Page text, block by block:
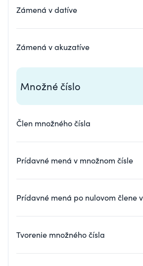
Zámená v datíve
Zámená v akuzatíve
Množné číslo
Člen množného čísla
Prídavné mená v množnom čísle
Prídavné mená po nulovom člene
Tvorenie množného čísla